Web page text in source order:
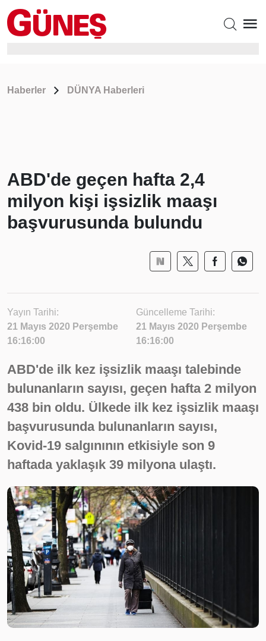
Haberler DÜNYA Haberleri
ABD'de geçen hafta 2,4
milyon kişi işsizlik maaşı
başvurusunda bulundu
Yayın Tarihi:
21 Mayıs 2020 Perşembe
16:16:00
Güncelleme Tarihi:
21 Mayıs 2020 Perşembe
16:16:00
ABD'de ilk kez işsizlik maaşı talebinde
bulunanların sayısı, geçen hafta 2 milyon
438 bin oldu. Ülkede ilk kez işsizlik maaşı
başvurusunda bulunanların sayısı,
Kovid-19 salgınının etkisiyle son 9
haftada yaklaşık 39 milyona ulaştı.